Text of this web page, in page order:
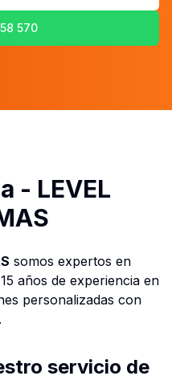
570
- LEVEL
somos expertos en
años de experiencia en
personalizadas con
servicio de